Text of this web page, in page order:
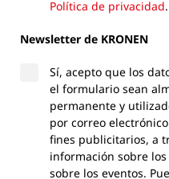
Política de privacidad.
Newsletter de KRONEN
Sí, acepto que los
el formulario sean
permanente y
por correo
fines publicitarios, a
información sobre
sobre los eventos.